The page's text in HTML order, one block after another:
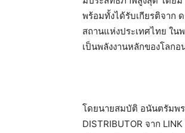
พร้อมทั้งได้รับเกียรติจาก
สถานแห่งประเทศไทย ใน
เป็นพลังงานหลักของโลก
โดยนายสมบัติ อนันตรัมพร
DISTRIBUTOR จาก